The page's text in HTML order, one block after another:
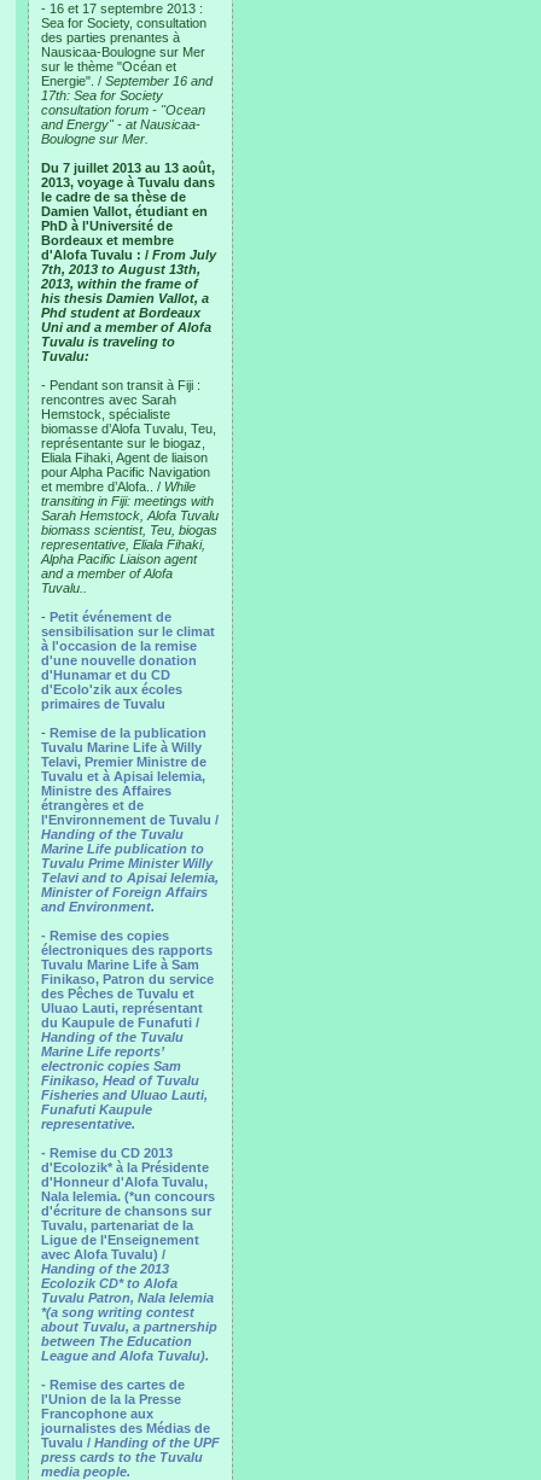
- 16 et 17 septembre 2013 :
Sea for Society, consultation
des parties prenantes à
Nausicaa-Boulogne sur Mer
sur le thème "Océan et
Energie". / September 16 and
17th: Sea for Society
consultation forum - "Ocean
and Energy" - at Nausicaa-
Boulogne sur Mer.
Du 7 juillet 2013 au 13 août,
2013, voyage à Tuvalu dans
le cadre de sa thèse de
Damien Vallot, étudiant en
PhD à l'Université de
Bordeaux et membre
d'Alofa Tuvalu : / From July
7th, 2013 to August 13th,
2013, within the frame of
his thesis Damien Vallot, a
Phd student at Bordeaux
Uni and a member of Alofa
Tuvalu is traveling to
Tuvalu:
- Pendant son transit à Fiji :
rencontres avec Sarah
Hemstock, spécialiste
biomasse d’Alofa Tuvalu, Teu,
représentante sur le biogaz,
Eliala Fihaki, Agent de liaison
pour Alpha Pacific Navigation
et membre d’Alofa.. / While
transiting in Fiji: meetings with
Sarah Hemstock, Alofa Tuvalu
biomass scientist, Teu, biogas
representative, Eliala Fihaki,
Alpha Pacific Liaison agent
and a member of Alofa
Tuvalu..
- Petit événement de
sensibilisation sur le climat
à l'occasion de la remise
d'une nouvelle donation
d'Hunamar et du CD
d'Ecolo'zik aux écoles
primaires de Tuvalu
- Remise de la publication
Tuvalu Marine Life à Willy
Telavi, Premier Ministre de
Tuvalu et à Apisai Ielemia,
Ministre des Affaires
étrangères et de
l'Environnement de Tuvalu /
Handing of the Tuvalu
Marine Life publication to
Tuvalu Prime Minister Willy
Telavi and to Apisai Ielemia,
Minister of Foreign Affairs
and Environment.
- Remise des copies
électroniques des rapports
Tuvalu Marine Life à Sam
Finikaso, Patron du service
des Pêches de Tuvalu et
Uluao Lauti, représentant
du Kaupule de Funafuti /
Handing of the Tuvalu
Marine Life reports’
electronic copies Sam
Finikaso, Head of Tuvalu
Fisheries and Uluao Lauti,
Funafuti Kaupule
representative.
- Remise du CD 2013
d'Ecolozik* à la Présidente
d'Honneur d'Alofa Tuvalu,
Nala Ielemia. (*un concours
d'écriture de chansons sur
Tuvalu, partenariat de la
Ligue de l'Enseignement
avec Alofa Tuvalu) /
Handing of the 2013
Ecolozik CD* to Alofa
Tuvalu Patron, Nala Ielemia
*(a song writing contest
about Tuvalu, a partnership
between The Education
League and Alofa Tuvalu).
- Remise des cartes de
l'Union de la la Presse
Francophone aux
journalistes des Médias de
Tuvalu / Handing of the UPF
press cards to the Tuvalu
media people.